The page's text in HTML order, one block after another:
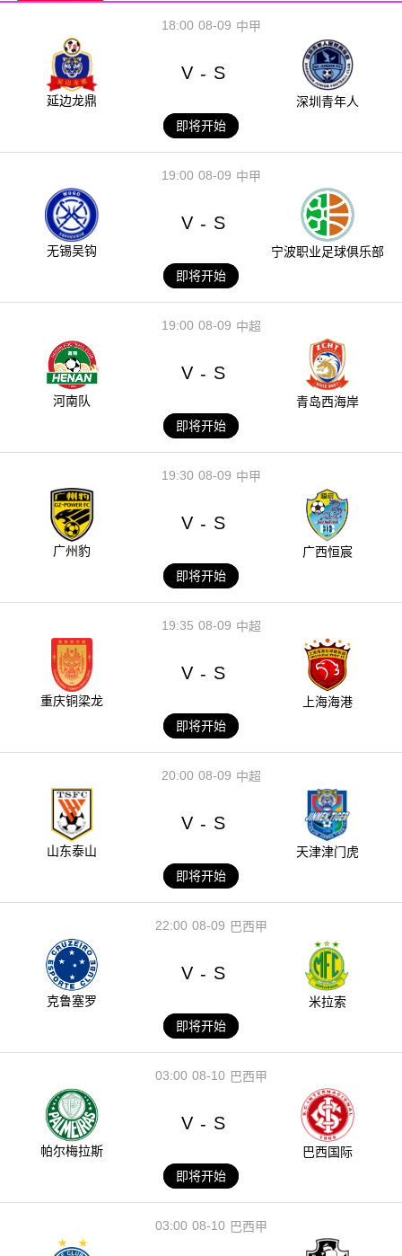
08-09
18:00 中甲
延边龙鼎
V - S
深圳青年人
即将开始
08-09
19:00 中甲
无锡吴钩
V - S
宁波职业足球俱乐部
即将开始
08-09
19:00 中超
河南队
V - S
青岛西海岸
即将开始
08-09
19:30 中甲
广州豹
V - S
广西恒宸
即将开始
08-09
19:35 中超
重庆铜梁龙
V - S
上海海港
即将开始
08-09
20:00 中超
山东泰山
V - S
天津津门虎
即将开始
08-09
22:00 巴西甲
克鲁塞罗
V - S
米拉索
即将开始
08-10
03:00 巴西甲
帕尔梅拉斯
V - S
巴西国际
即将开始
08-10
03:00 巴西甲